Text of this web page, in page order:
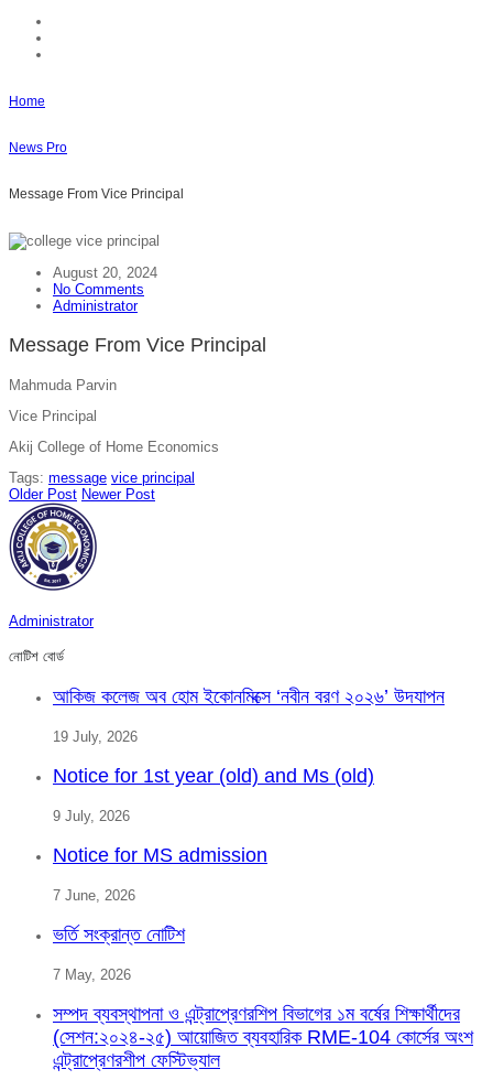
Home
News Pro
Message From Vice Principal
August 20, 2024
No Comments
Administrator
Message From Vice Principal
Mahmuda Parvin
Vice Principal
Akij College of Home Economics
Tags: message vice principal
Older Post Newer Post
Administrator
নোটিশ বোর্ড
আকিজ কলেজ অব হোম ইকোনমিক্সে ‘নবীন বরণ ২০২৬’ উদযাপন
19 July, 2026
Notice for 1st year (old) and Ms (old)
9 July, 2026
Notice for MS admission
7 June, 2026
ভর্তি সংক্রান্ত নোটিশ
7 May, 2026
সম্পদ ব্যবস্থাপনা ও এন্ট্রাপ্রেণরশিপ বিভাগের ১ম বর্ষের শিক্ষার্থীদের
(সেশন:২০২৪-২৫) আয়োজিত ব্যবহারিক RME-104 কোর্সের অংশ
এন্ট্রাপ্রেণরশীপ ফেস্টিভ্যাল